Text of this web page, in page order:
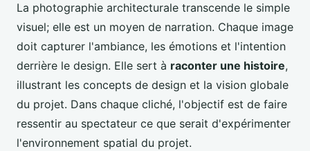
La photographie architecturale transcende le simple
visuel; elle est un moyen de narration. Chaque image
doit capturer l'ambiance, les émotions et l'intention
derrière le design. Elle sert à raconter une histoire,
illustrant les concepts de design et la vision globale
du projet. Dans chaque cliché, l'objectif est de faire
ressentir au spectateur ce que serait d'expérimenter
l'environnement spatial du projet.